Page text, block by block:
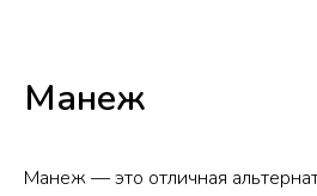
Манеж
Манеж — это отличная